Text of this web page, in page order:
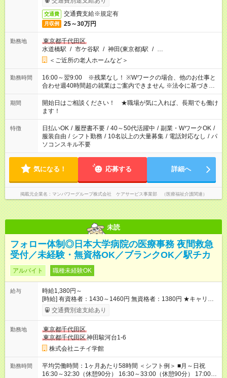
交通費 交通費支給※規定有
月収例 25～30万円
勤務地
東京都千代田区
水道橋駅 / 市ケ谷駅 / 神田(東京都)駅 / …
＜ご近所の老人ホームなど＞
勤務時間
16:00～翌9:00 ※残業なし！ ※Wワークの場合、他のお仕事と
合わせ週40時間超の就業はご案内できません ※法令に基づき、
週20時間以上勤務は社会保険への加入対象となります ※労働者
派遣法（日雇い派遣の原則禁止）により、短時間・短期間の就
業はご案内が難しい場合があります
期間
開始日はご相談ください！ ★職場が気に入れば、長期でも働け
ます！
特徴 日払いOK / 履歴書不要 / 40～50代活躍中 / 副業・WワークOK /
服装自由 / シフト勤務 / 10名以上の大量募集 / 電話対応なし / パ
ソコンスキル不要
気になる！ 応募する 詳細へ
掲載元企業名 マンパワーグループ株式会社 ケアサービス事業部 （医療福祉介護関連）
未読
フォロー体制◎日本大学病院の医療事務 夜間救急
受付／未経験・無資格OK／ブランクOK／駅チカ
アルバイト 職種未経験OK
給与
時給1,380円～
[時給] 有資格者：1430～1460円 無資格者：1380円 ★キャリア
アップ制度あり 進級により給与がアップします！ 【試用期間】
試用期間あり 試用期間の長さ：3ヶ月 雇用形態、給与は本採用
交通費別途支給あり
勤務地
東京都千代田区
東京都千代田区神田駿河台1-6
株式会社ニチイ学館
勤務時間
平均労働時間：1ヶ月あたり58時間 ＜シフト例＞ ■月～日祝
16:30～32:30（休憩90分） 16:30～33:00（休憩90分） 17:00～